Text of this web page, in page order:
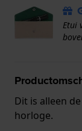
Etui
Dit is alleen
horloge.